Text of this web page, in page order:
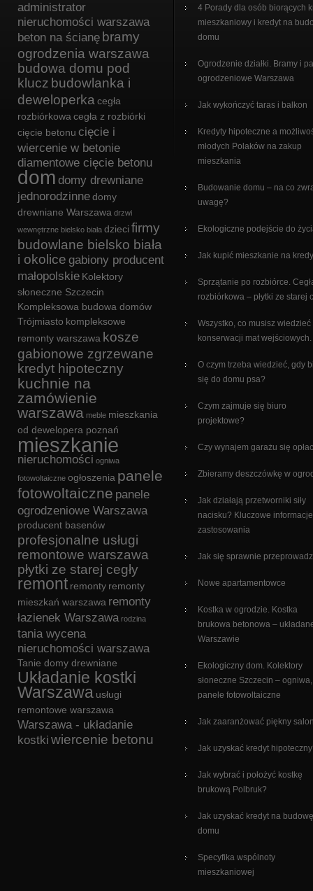
administrator
nieruchomości warszawa
beton na ścianę bramy
ogrodzenia warszawa
budowa domu pod
klucz budowlanka i
deweloperka cegła
rozbiórkowa cegła z rozbiórki
cięcie betonu cięcie i
wiercenie w betonie
diamentowe cięcie betonu
dom domy drewniane
jednorodzinnedomy
drewniane Warszawa drzwi
wewnętrzne bielsko biała dzieci firmy
budowlane bielsko biała
i okolice gabiony producent
małopolskie Kolektory
słoneczne Szczecin
Kompleksowa budowa domów
Trójmiasto kompleksowe
remonty warszawa kosze
gabionowe zgrzewane
kredyt hipoteczny
kuchnie na
zamówienie
warszawa meble mieszkania
od dewelopera poznań
mieszkanie
nieruchomości ogniwa
fotowoltaiczne ogłoszenia panele
fotowoltaiczne panele
ogrodzeniowe Warszawa
producent basenów
profesjonalne usługi
remontowe warszawa
płytki ze starej cegły
remont remonty remonty
mieszkań warszawa remonty
łazienek Warszawa rodzina
tania wycena
nieruchomości warszawa
Tanie domy drewniane
Układanie kostki
Warszawa usługi
remontowe warszawa
Warszawa - układanie
kostki wiercenie betonu
4 Porady dla osób biorących
mieszkaniowy i kredyt na
domu
Ogrodzenie działki. Bramy i
ogrodzeniowe Warszawa
Jak wykończyć taras i balkon
Kredyty hipoteczne a
młodych Polaków na zakup
mieszkania
Budowanie domu – na co
uwagę?
Ekologiczne podejście do
Jak kupić mieszkanie na
Sprzątanie po rozbiórce.
rozbiórkowa – płytki ze starej
Wszystko, co musisz wiedzieć
konserwacji mat wejściowych.
O czym trzeba wiedzieć, gdy
się do domu psa?
Czym zajmuje się biuro
projektowe?
Czy wynajem garażu się
Zbieramy deszczówkę w
Jak działają przetworniki siły
nacisku? Kluczowe
zastosowania
Jak się sprawnie
Nowe apartamentowce
Kostka w ogrodzie. Kostka
brukowa betonowa –
Warszawie
Ekologiczny dom. Kolektory
słoneczne Szczecin – ogniwa,
panele fotowoltaiczne
Jak zaaranżować piękny
Jak uzyskać kredyt
Jak wybrać i położyć kostkę
brukową Polbruk?
Jak uzyskać kredyt na budowę
domu
Specyfika wspólnoty
mieszkaniowej